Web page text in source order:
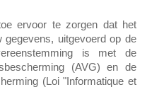
ervoor te zorgen dat het
uitgevoerd op de
is met de
(AVG) en de
(Loi "Informatique et